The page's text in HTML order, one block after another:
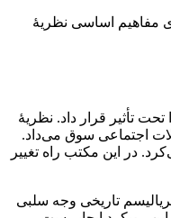
مفاهیم اساسی نظریۀ
تأثیر قرار داد‌‌‌‌. نظریۀ
اجتماعی سوق می‌داد‌‌‌‌.
در این مکتب راه تغییر
تاریخی وجه سلبی